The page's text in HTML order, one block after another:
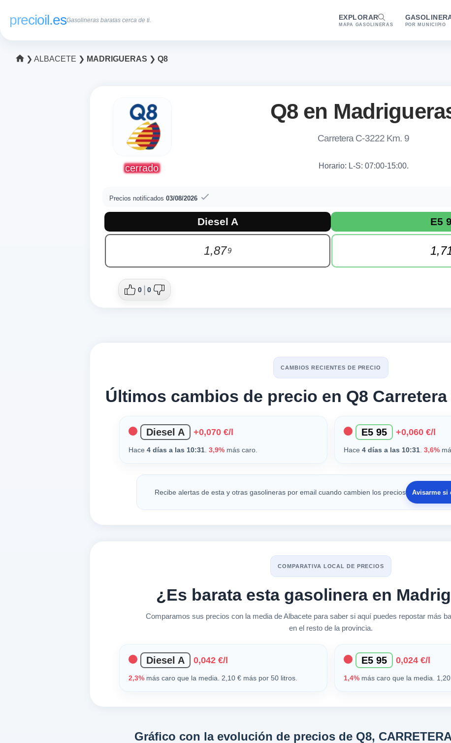
precioil.esGasolineras baratas cerca de ti. EXPLORAR
MAPA GASOLINERAS POR MUNICIPIO
❯ ALBACETE ❯ MADRIGUERAS ❯ Q8
cerrado
Q8 en
Carretera C-3222 Km. 9
Horario: L-S: 07:00-15:00.
Precios notificados03/08/2026
Precios actuales de combustibles en Madrigueras
Consulta los precios actuales de la gasolinera Q8 Q8 en Madrigueras. Combustibles disponibles:
Diesel A
1,879
E5
0 0
CAMBIOS RECIENTES DE PRECIO
Últimos cambios de precio en Q8 Carretera
Diesel A +0,070 €/l
Hace 4 días a las 10:31 3,9% más caro.
E5 95 +0,060 €/l
Hace 4 días a las 10:31 3,6%
Recibe alertas de esta y otras gasolineras por email cuando cambien los precios Avisarme si
COMPARATIVA LOCAL DE PRECIOS
¿Es barata esta gasolinera en
Comparamos sus precios con la media de Albacete para saber si aquí puedes repostar más
en el resto de la provincia.
Diesel A 0,042 €/l
2,3% más caro que la media. 2,10 € más por 50 litros.
E5 95 0,024 €/l
1,4% más caro que la media.
Gráfico con la evolución de precios de Q8,